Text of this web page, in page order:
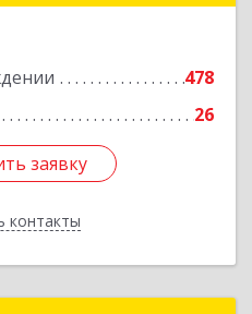
478
26
заявку
контакты
заявку